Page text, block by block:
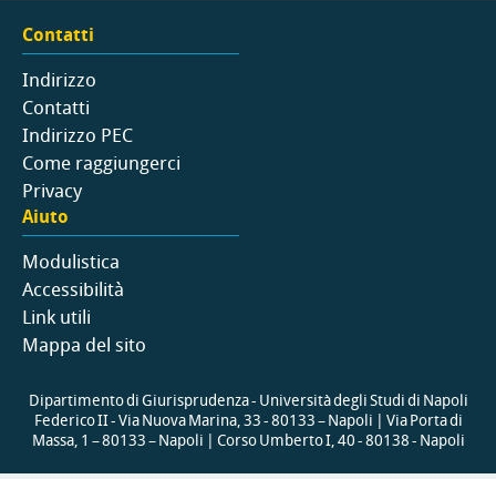
Contatti
Indirizzo
Contatti
Indirizzo PEC
Come raggiungerci
Privacy
Aiuto
Modulistica
Accessibilità
Link utili
Mappa del sito
Dipartimento di Giurisprudenza - Università degli Studi di Napoli
Federico II - Via Nuova Marina, 33 - 80133 – Napoli | Via Porta di
Massa, 1 – 80133 – Napoli | Corso Umberto I, 40 - 80138 - Napoli